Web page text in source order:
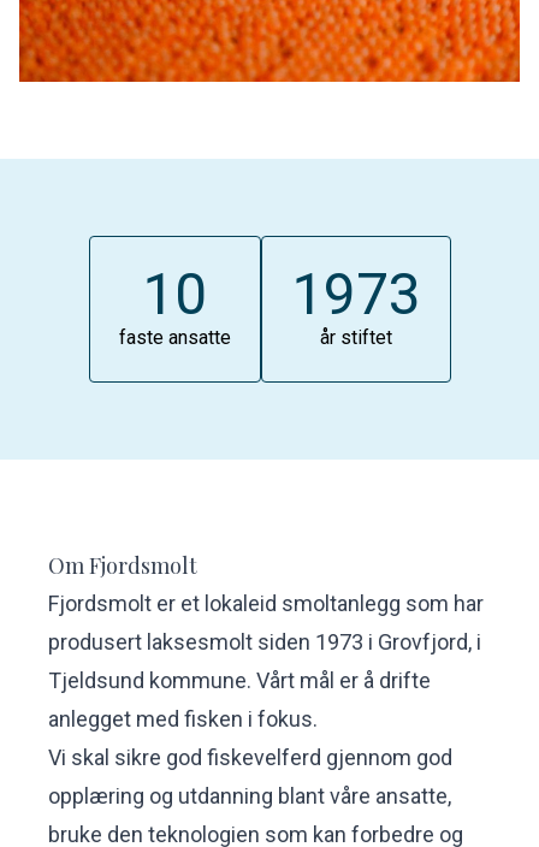
10
faste ansatte
1973
år stiftet
Om Fjordsmolt
Fjordsmolt er et lokaleid smoltanlegg som har
produsert laksesmolt siden 1973 i Grovfjord, i
Tjeldsund kommune. Vårt mål er å drifte
anlegget med fisken i fokus.
Vi skal sikre god fiskevelferd gjennom god
opplæring og utdanning blant våre ansatte,
bruke den teknologien som kan forbedre og